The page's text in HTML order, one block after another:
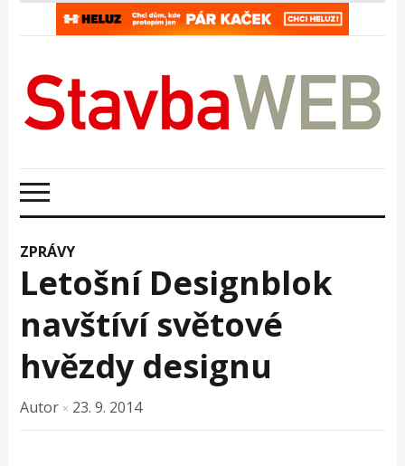
ZPRÁVY
Letošní Designblok
navštíví světové
hvězdy designu
Autor × 23. 9. 2014